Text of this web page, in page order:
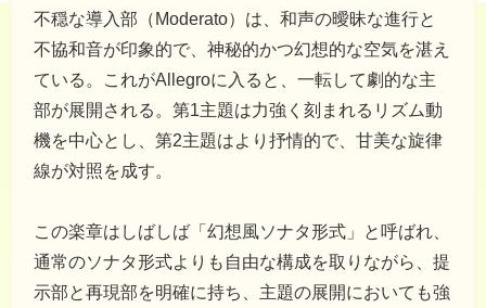
不穏な導入部（Moderato）は、和声の曖昧な進行と
不協和音が印象的で、神秘的かつ幻想的な空気を湛え
ている。これがAllegroに入ると、一転して劇的な主
部が展開される。第1主題は力強く刻まれるリズム動
機を中心とし、第2主題はより抒情的で、甘美な旋律
線が対照を成す。
この楽章はしばしば「幻想風ソナタ形式」と呼ばれ、
通常のソナタ形式よりも自由な構成を取りながら、提
示部と再現部を明確に持ち、主題の展開においても強